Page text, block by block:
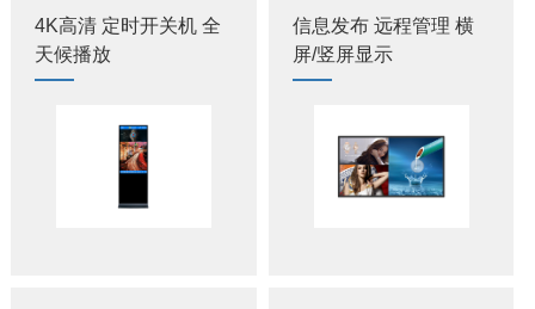
4K高清 定时开关机 全
天候播放
信息发布 远程管理 横
屏/竖屏显示